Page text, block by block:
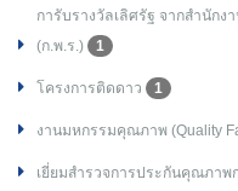
การับรางวัลเลิศรัฐ จากสำนัก
(ก.พ.ร.)
1
โครงการติดดาว 1
งานมหกรรมคุณภาพ (Quality
เยี่ยมสำรวจการประกันคุณภาพ